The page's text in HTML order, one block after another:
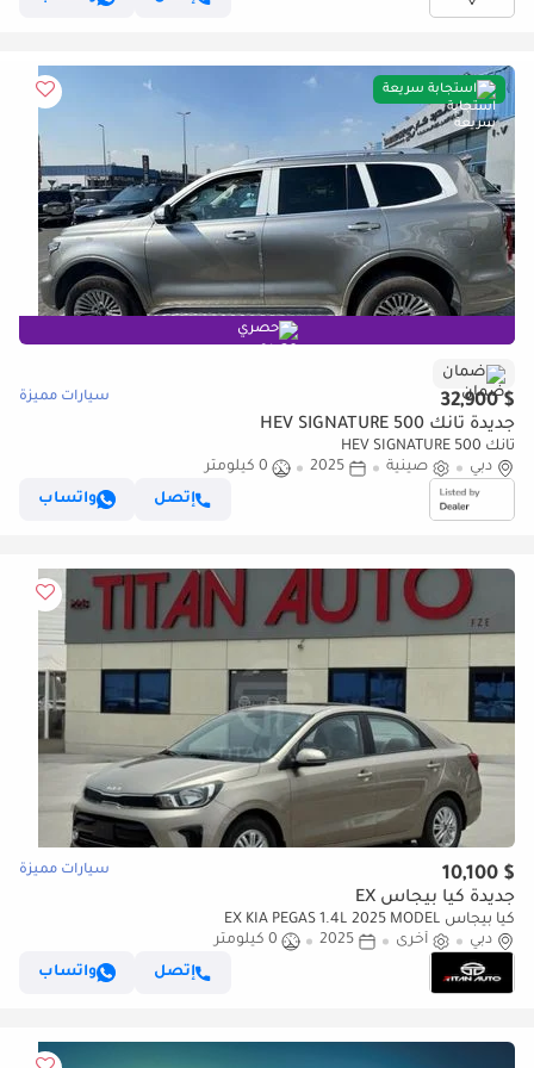
استجابة سريعة
حصري
ضمان
$ 32,900 سيارات مميزة
جديدة تانك 500 HEV SIGNATURE
تانك 500 HEV SIGNATURE
دبي
صينية 2025
0 كيلومتر
إتصل
واتساب
$ 10,100 سيارات مميزة
جديدة كيا بيجاس EX
كيا بيجاس EX KIA PEGAS 1.4L 2025 MODEL
دبي
أخرى 2025
0 كيلومتر
إتصل
واتساب